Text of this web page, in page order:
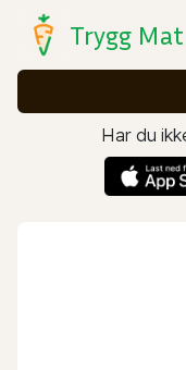
Trygg Mat
Har du